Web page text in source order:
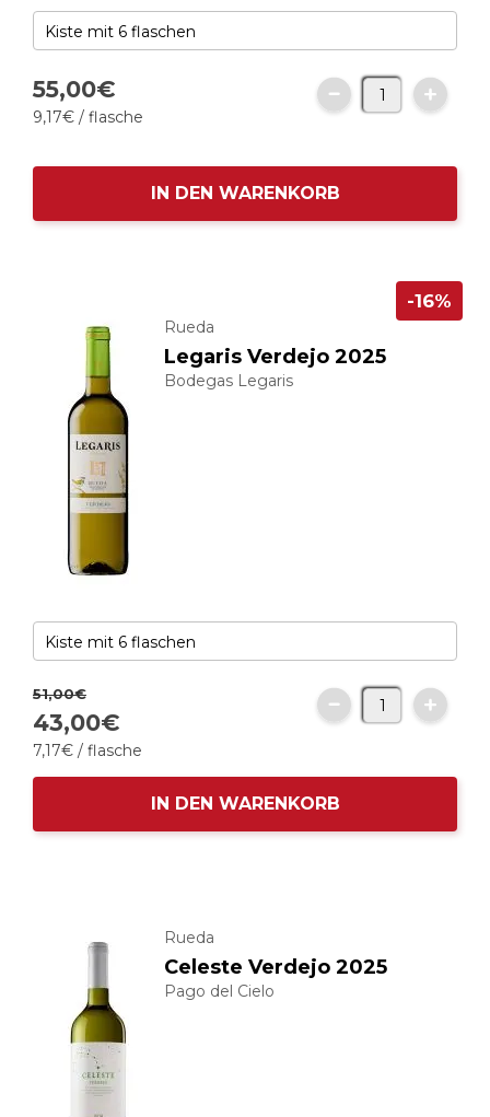
55,00€
9,17€ / flasche
IN DEN WARENKORB
Rueda
Legaris Verdejo 2025
Bodegas Legaris
-16%
51,00€
43,00€
7,17€ / flasche
IN DEN WARENKORB
Rueda
Celeste Verdejo 2025
Pago del Cielo